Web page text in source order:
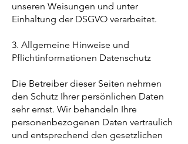
unseren Weisungen und unter
Einhaltung der DSGVO verarbeitet.
3. Allgemeine Hinweise und
Pflichtinformationen Datenschutz
Die Betreiber dieser Seiten nehmen
den Schutz Ihrer persönlichen Daten
sehr ernst. Wir behandeln Ihre
personenbezogenen Daten vertraulich
und entsprechend den gesetzlichen